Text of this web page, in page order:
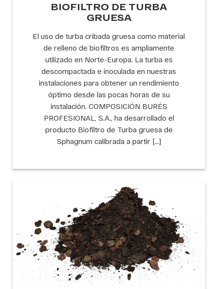
BIOFILTRO DE TURBA
GRUESA
El uso de turba cribada gruesa como material
de relleno de biofiltros es ampliamente
utilizado en Norte-Europa. La turba es
descompactada e inoculada en nuestras
instalaciones para obtener un rendimiento
óptimo desde las pocas horas de su
instalación. COMPOSICIÓN BURÉS
PROFESIONAL, S.A., ha desarrollado el
producto Biofiltro de Turba gruesa de
Sphagnum calibrada a partir […]